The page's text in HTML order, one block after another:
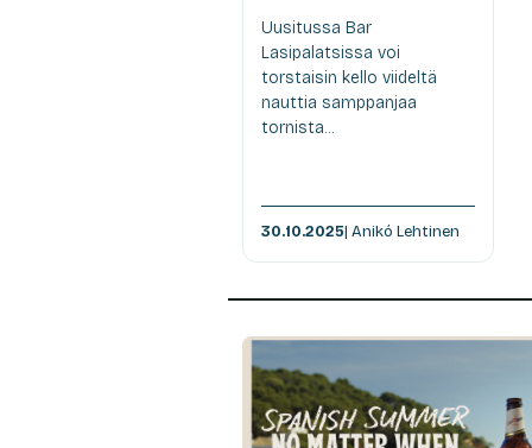
Uusitussa Bar
Lasipalatsissa voi
torstaisin kello viideltä
nauttia samppanjaa
tornista...
30.10.2025| Anikó Lehtinen